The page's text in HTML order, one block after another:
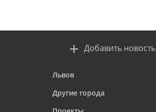
Добавить новость
Львов
Другие города